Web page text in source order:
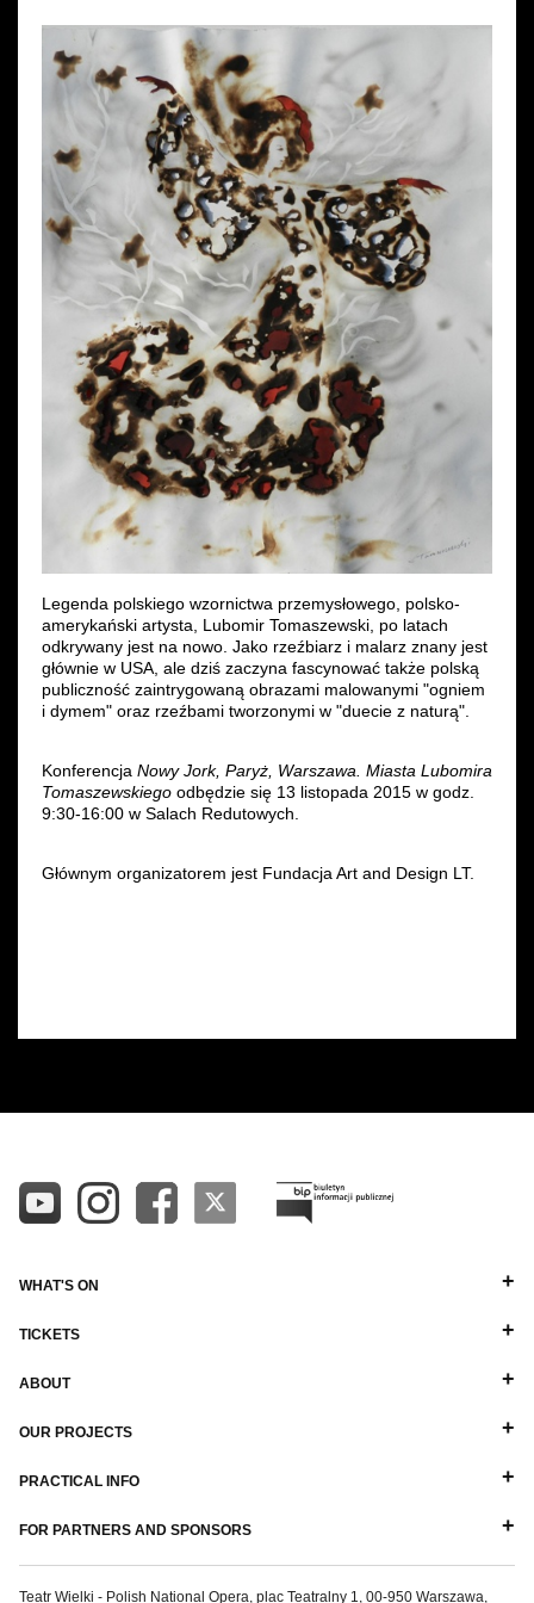
Legenda polskiego wzornictwa przemysłowego, polsko-
amerykański artysta, Lubomir Tomaszewski, po latach
odkrywany jest na nowo. Jako rzeźbiarz i malarz znany jest
głównie w USA, ale dziś zaczyna fascynować także polską
publiczność zaintrygowaną obrazami malowanymi "ogniem
i dymem" oraz rzeźbami tworzonymi w "duecie z naturą".
Konferencja Nowy Jork, Paryż, Warszawa. Miasta Lubomira
Tomaszewskiego odbędzie się 13 listopada 2015 w godz.
9:30-16:00 w Salach Redutowych.
Głównym organizatorem jest Fundacja Art and Design LT.
WHAT'S ON
TICKETS
ABOUT
OUR PROJECTS
PRACTICAL INFO
FOR PARTNERS AND SPONSORS
Teatr Wielki - Polish National Opera, plac Teatralny 1, 00-950 Warszawa,